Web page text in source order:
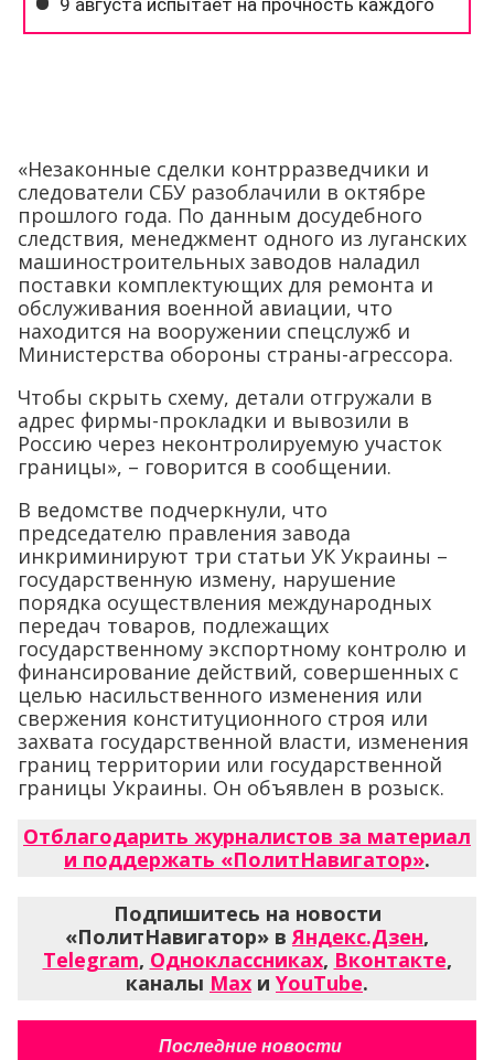
«Незаконные сделки контрразведчики и
следователи СБУ разоблачили в октябре
прошлого года. По данным досудебного
следствия, менеджмент одного из луганских
машиностроительных заводов наладил
поставки комплектующих для ремонта и
обслуживания военной авиации, что
находится на вооружении спецслужб и
Министерства обороны страны-агрессора.
Чтобы скрыть схему, детали отгружали в
адрес фирмы-прокладки и вывозили в
Россию через неконтролируемую участок
границы», – говорится в сообщении.
В ведомстве подчеркнули, что
председателю правления завода
инкриминируют три статьи УК Украины –
государственную измену, нарушение
порядка осуществления международных
передач товаров, подлежащих
государственному экспортному контролю и
финансирование действий, совершенных с
целью насильственного изменения или
свержения конституционного строя или
захвата государственной власти, изменения
границ территории или государственной
границы Украины. Он объявлен в розыск.
Отблагодарить журналистов за материал
и поддержать «ПолитНавигатор».
Подпишитесь на новости
«ПолитНавигатор» вЯндекс.Дзен,
Telegram, Одноклассниках, Вконтакте,
каналы Max и YouTube.
Последние новости